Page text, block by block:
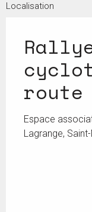
Localisation
Espace
Lagrange,